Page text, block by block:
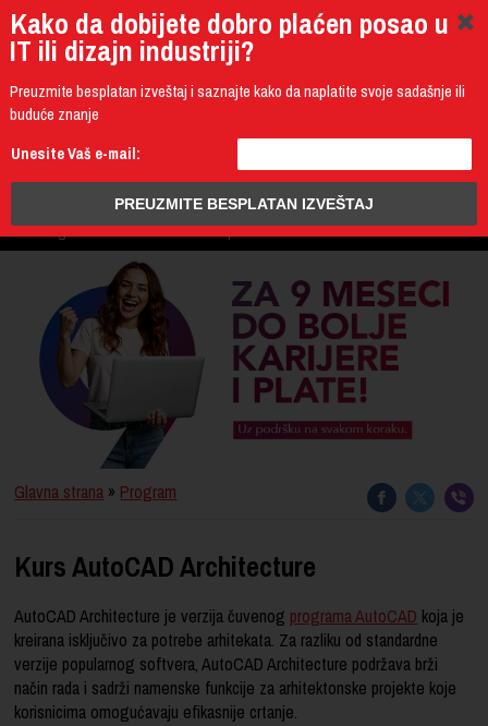
Kako da dobijete dobro plaćen posao u
IT ili dizajn industriji?
Preuzmite besplatan izveštaj i saznajte kako da naplatite svoje sadašnje ili
buduće znanje
Unesite Vaš e-mail: 011 4011 200
UPIS
ŠTA DOBIJATE
UČENJE NA DALJINU
DIPLOME I SERTIFIKATI
O IT AKADEMIJI
Programming Administration
3D Design & CAD
Mobile Development
Glavna strana » Program
Kurs AutoCAD Architecture
AutoCAD Architecture je verzija čuvenog programa AutoCAD koja je
kreirana isključivo za potrebe arhitekata. Za razliku od standardne
verzije popularnog softvera, AutoCAD Architecture podržava brži
način rada i sadrži namenske funkcije za arhitektonske projekte koje
korisnicima omogućavaju efikasnije crtanje.